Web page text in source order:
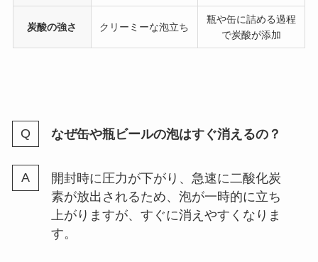
炭酸の強さ クリーミーな泡立ち
瓶や缶に詰める過程
で炭酸が添加
なぜ缶や瓶ビールの泡はすぐ消えるの？
開封時に圧力が下がり、急速に二酸化炭
素が放出されるため、泡が一時的に立ち
上がりますが、すぐに消えやすくなりま
す。